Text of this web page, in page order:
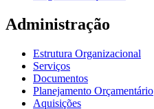
Administração
Estrutura Organizacional
Serviços
Documentos
Planejamento Orçamentário
Aquisições